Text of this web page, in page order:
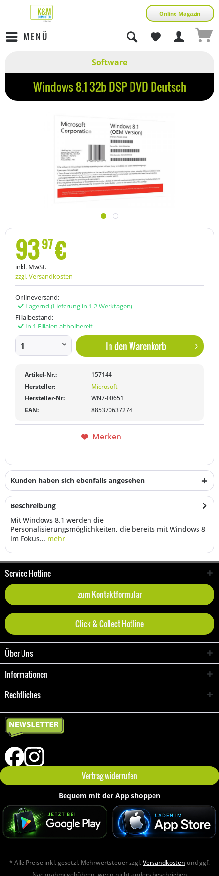
Online Magazin
MENÜ
Software
Windows 8.1 32b DSP DVD Deutsch
9397€
inkl. MwSt.
zzgl. Versandkosten
Onlineversand:
Lagernd (Lieferung in 1-2 Werktagen)
Filialbestand:
In 1 Filialen abholbereit
In denWarenkorb
Artikel-Nr.:
157144
Hersteller:
Microsoft
Hersteller-Nr:
WN7-00651
EAN:
885370637274
Merken
Kunden haben sich ebenfalls angesehen
Beschreibung
Mit Windows 8.1 werden die
Personalisierungsmöglichkeiten, die bereits mit Windows 8
im Fokus... mehr
Service Hotline
zum Kontaktformular
Click & Collect Hotline
Über Uns
Informationen
Rechtliches
Vertrag widerrufen
Bequem mit der App shoppen
* Alle Preise inkl. gesetzl. Mehrwertsteuer zzgl.Versandkosten und ggf.